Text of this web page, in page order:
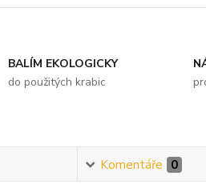
BALÍM EKOLOGICKY
do použitých krabic
Komentáře 0